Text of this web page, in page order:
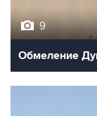
9
Обмеление